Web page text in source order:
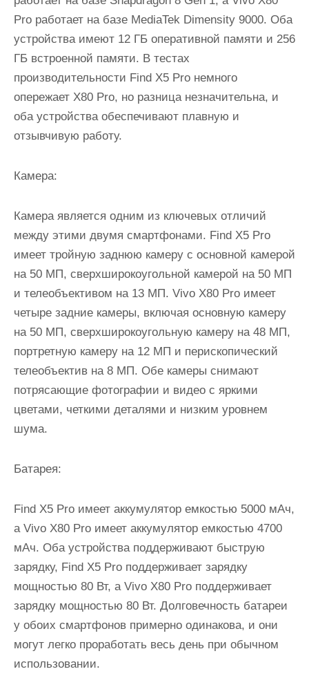
Pro работает на базе MediaTek Dimensity 9000. Оба
устройства имеют 12 ГБ оперативной памяти и 256
ГБ встроенной памяти. В тестах
производительности Find X5 Pro немного
опережает X80 Pro, но разница незначительна, и
оба устройства обеспечивают плавную и
отзывчивую работу.
Камера:
Камера является одним из ключевых отличий
между этими двумя смартфонами. Find X5 Pro
имеет тройную заднюю камеру с основной камерой
на 50 МП, сверхширокоугольной камерой на 50 МП
и телеобъективом на 13 МП. Vivo X80 Pro имеет
четыре задние камеры, включая основную камеру
на 50 МП, сверхширокоугольную камеру на 48 МП,
портретную камеру на 12 МП и перископический
телеобъектив на 8 МП. Обе камеры снимают
потрясающие фотографии и видео с яркими
цветами, четкими деталями и низким уровнем
шума.
Батарея:
Find X5 Pro имеет аккумулятор емкостью 5000 мАч,
а Vivo X80 Pro имеет аккумулятор емкостью 4700
мАч. Оба устройства поддерживают быструю
зарядку, Find X5 Pro поддерживает зарядку
мощностью 80 Вт, а Vivo X80 Pro поддерживает
зарядку мощностью 80 Вт. Долговечность батареи
у обоих смартфонов примерно одинакова, и они
могут легко проработать весь день при обычном
использовании.